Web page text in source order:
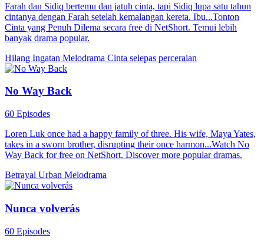
Farah dan Sidiq bertemu dan jatuh cinta, tapi Sidiq lupa satu tahun
cintanya dengan Farah setelah kemalangan kereta. Ibu...Tonton
Cinta yang Penuh Dilema secara free di NetShort. Temui lebih
banyak drama popular.
Hilang Ingatan Melodrama Cinta selepas perceraian
No Way Back
60 Episodes
Loren Luk once had a happy family of three. His wife, Maya Yates,
takes in a sworn brother, disrupting their once harmon...Watch No
Way Back for free on NetShort. Discover more popular dramas.
Betrayal Urban Melodrama
Nunca volverás
60 Episodes